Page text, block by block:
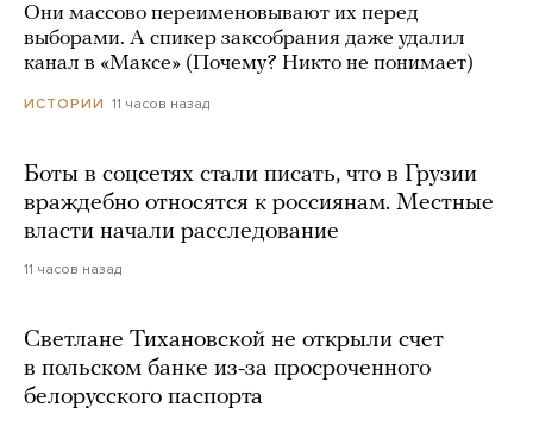
Они массово переименовывают их перед
выборами. А спикер заксобрания даже удалил
канал в «Максе» (Почему? Никто не понимает)
ИСТОРИИ 11 часов назад
Боты в соцсетях стали писать, что в Грузии
враждебно относятся к россиянам. Местные
власти начали расследование
11 часов назад
Светлане Тихановской не открыли счет
в польском банке из-за просроченного
белорусского паспорта